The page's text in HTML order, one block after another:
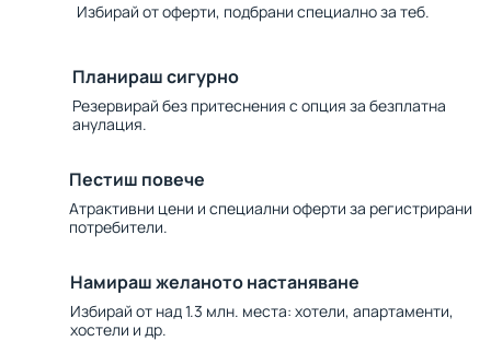
Избирай от оферти, подбрани специално за теб.
Планираш сигурно
Резервирай без притеснения с опция за безплатна
анулация.
Пестиш повече
Атрактивни цени и специални оферти за регистрирани
потребители.
Намираш желаното настаняване
Избирай от над 1.3 млн. места: хотели, апартаменти,
хостели и др.